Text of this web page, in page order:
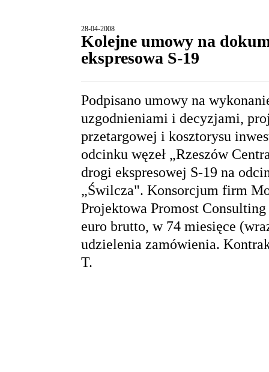
28-04-2008
Kolejne umowy na
ekspresowa S-19
Podpisano umowy na
uzgodnieniami i decyzjami,
przetargowej i kosztorysu
odcinku węzeł „Rzeszów
drogi ekspresowej S-19 na
„Świlcza". Konsorcjum firm
Projektowa Promost
euro brutto, w 74 miesięce
udzielenia zamówienia.
T.